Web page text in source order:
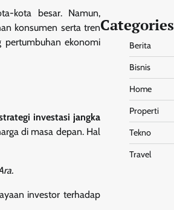
kota besar. Namun,
konsumen serta tren
pertumbuhan ekonomi
investasi jangka
di masa depan. Hal
investor terhadap
Categories
Berita
Bisnis
Home
Properti
Tekno
Travel